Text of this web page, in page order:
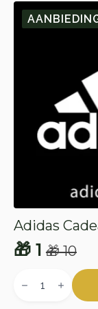
Adidas
🎁10
prijs
🎁 1
Huidige
prijs
Cadeaukaart